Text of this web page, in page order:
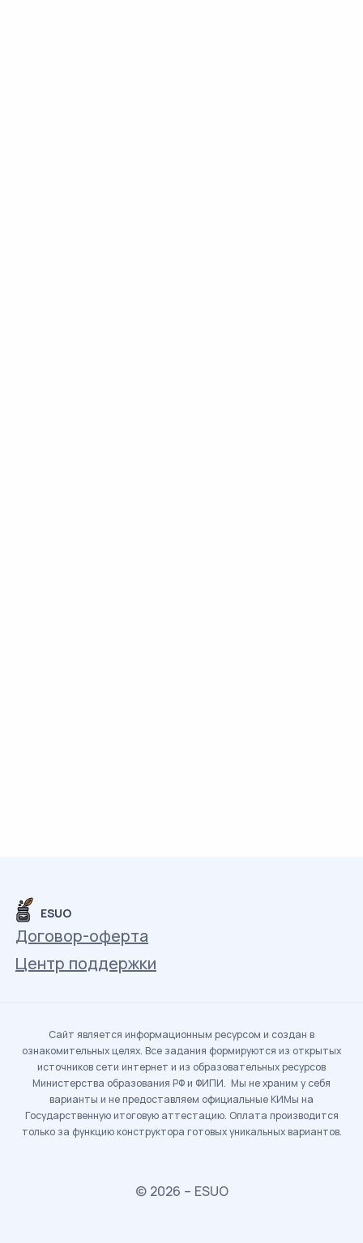
ESUO
Договор-оферта
Центр поддержки
Сайт является информационным ресурсом и создан в
ознакомительных целях. Все задания формируются из открытых
источников сети интернет и из образовательных ресурсов
Министерства образования РФ и ФИПИ. Мы не храним у себя
варианты и не предоставляем официальные КИМы на
Государственную итоговую аттестацию. Оплата производится
только за функцию конструктора готовых уникальных вариантов.
© 2026 – ESUO